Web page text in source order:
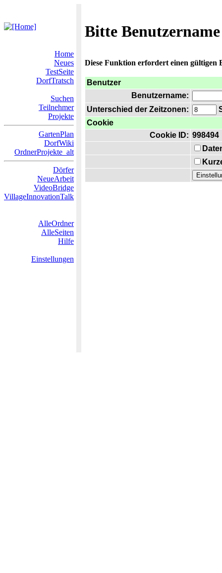
Bitte
Home
Neues
TestSeite
DorfTratsch
Suchen
Teilnehmer
Projekte
GartenPlan
DorfWiki
OrdnerProjekte_alt
Dörfer
NeueArbeit
VideoBridge
VillageInnovationTalk
AlleOrdner
AlleSeiten
Hilfe
Einstellungen
Diese Funktion erfordert einen gültigen
Benutzer
Benutzername:
Unterschied der Zeitzonen:
Cookie
Cookie ID: 998494